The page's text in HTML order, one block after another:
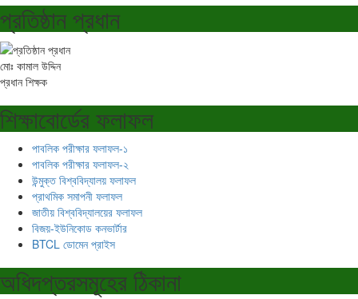
প্রতিষ্ঠান প্রধান
মোঃ কামাল উদ্দিন
প্রধান শিক্ষক
শিক্ষাবোর্ডের ফলাফল
পাবলিক পরীক্ষার ফলাফল-১
পাবলিক পরীক্ষার ফলাফল-২
উন্মুক্ত বিশ্ববিদ্যালয় ফলাফল
প্রাথমিক সমাপনী ফলাফল
জাতীয় বিশ্ববিদ্যালয়ের ফলাফল
বিজয়-ইউনিকোড কনভার্টার
BTCL ডোমেন প্রাইস
অধিদপ্তরসমূহের ঠিকানা